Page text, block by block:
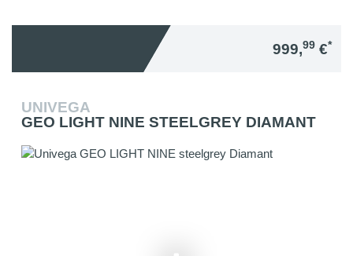
999,99 €*
UNIVEGA
GEO LIGHT NINE STEELGREY DIAMANT